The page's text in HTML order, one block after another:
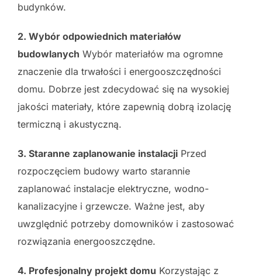
budynków.
2. Wybór odpowiednich materiałów
budowlanych Wybór materiałów ma ogromne
znaczenie dla trwałości i energooszczędności
domu. Dobrze jest zdecydować się na wysokiej
jakości materiały, które zapewnią dobrą izolację
termiczną i akustyczną.
3. Staranne zaplanowanie instalacji Przed
rozpoczęciem budowy warto starannie
zaplanować instalacje elektryczne, wodno-
kanalizacyjne i grzewcze. Ważne jest, aby
uwzględnić potrzeby domowników i zastosować
rozwiązania energooszczędne.
4. Profesjonalny projekt domu Korzystając z